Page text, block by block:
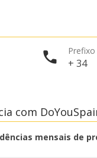
Prefixo
+ 34
com
mensais de
Iniciar